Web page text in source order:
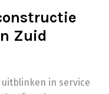
Zuid
uitblinken in service